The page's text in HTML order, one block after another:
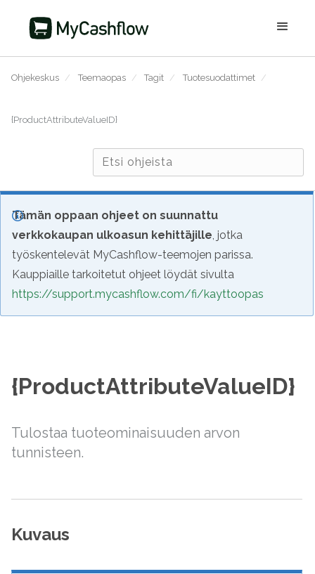
Ohjekeskus / Teemaopas / Tagit / Tuotesuodattimet /
{ProductAttributeValueID}
Tämän oppaan ohjeet on suunnattu
verkkokaupan ulkoasun kehittäjille, jotka
työskentelevät MyCashflow-teemojen parissa.
Kauppiaille tarkoitetut ohjeet löydät sivulta
https://support.mycashflow.com/fi/kayttoopas
{ProductAttributeValueID}
Tulostaa tuoteominaisuuden arvon
tunnisteen.
Kuvaus